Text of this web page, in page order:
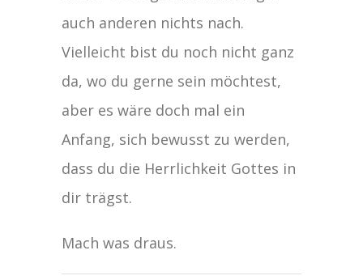
auch anderen nichts nach.
Vielleicht bist du noch nicht ganz
da, wo du gerne sein möchtest,
aber es wäre doch mal ein
Anfang, sich bewusst zu werden,
dass du die Herrlichkeit Gottes in
dir trägst.
Mach was draus.